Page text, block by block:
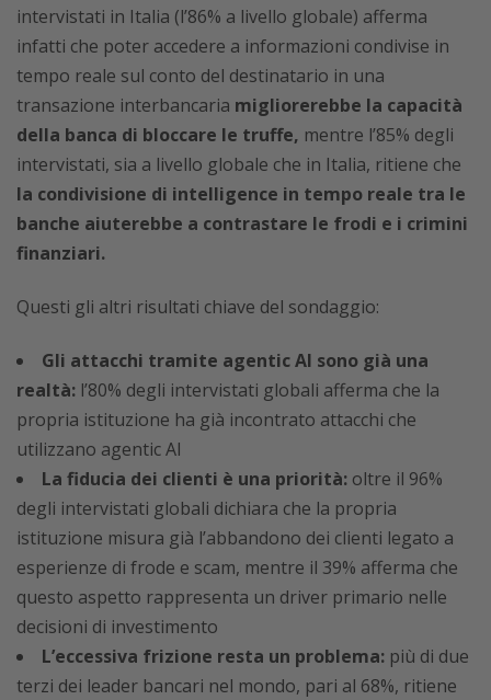
intervistati in Italia (l’86% a livello globale) afferma
infatti che poter accedere a informazioni condivise in
tempo reale sul conto del destinatario in una
transazione interbancaria migliorerebbe la capacità
della banca di bloccare le truffe, mentre l’85% degli
intervistati, sia a livello globale che in Italia, ritiene che
la condivisione di intelligence in tempo reale tra le
banche aiuterebbe a contrastare le frodi e i crimini
finanziari.
Questi gli altri risultati chiave del sondaggio:
Gli attacchi tramite agentic AI sono già una
realtà: l’80% degli intervistati globali afferma che la
propria istituzione ha già incontrato attacchi che
utilizzano agentic AI
La fiducia dei clienti è una priorità: oltre il 96%
degli intervistati globali dichiara che la propria
istituzione misura già l’abbandono dei clienti legato a
esperienze di frode e scam, mentre il 39% afferma che
questo aspetto rappresenta un driver primario nelle
decisioni di investimento
L’eccessiva frizione resta un problema: più di due
terzi dei leader bancari nel mondo, pari al 68%, ritiene